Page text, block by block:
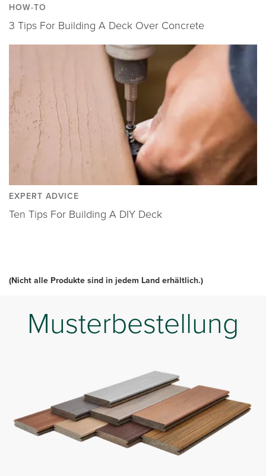
HOW-TO
3 Tips For Building A Deck Over Concrete
EXPERT ADVICE
Ten Tips For Building A DIY Deck
(Nicht alle Produkte sind in jedem Land erhältlich.)
Musterbestellung